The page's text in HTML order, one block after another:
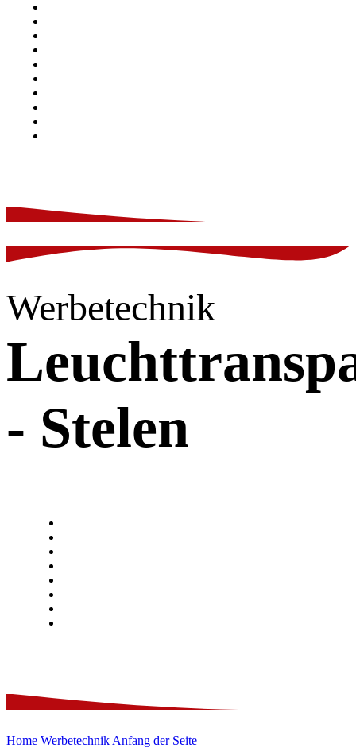
Werbetechnik
- Stelen
Home Werbetechnik Anfang der Seite